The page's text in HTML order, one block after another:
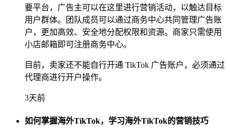
要平台，广告主可以在这里进行营销活动，以触达目标
用户群体。团队成员可以通过商务中心共同管理广告账
户，更加高效、安全地分配权限和资源。商家只需使用
小店邮箱即可注册商务中心。
目前，卖家还不能自行开通 TikTok 广告账户，必须通过
代理商进行开户操作。
3天前
如何掌握海外TikTok，学习海外TikTok的营销技巧